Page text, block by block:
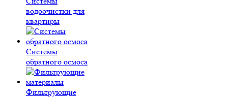
водоочистки для
квартиры
Системы
обратного осмоса
Фильтрующие